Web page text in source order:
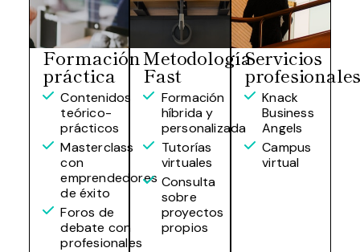
Formación
práctica
Contenidos
teórico-
prácticos
Masterclass
con
emprendedores
de éxito
Foros de
debate con
profesionales
Metodología
Fast
Formación
híbrida y
personalizada
Tutorías
virtuales
Consulta
sobre
proyectos
propios
Servicios
Knack
Business
Angels
Campus
virtual